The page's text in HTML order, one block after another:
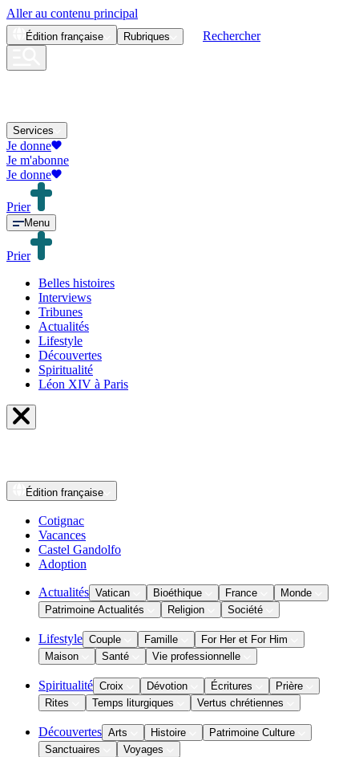
Aller au contenu principal
Édition française Rubriques Rechercher
Services
Je donne
Je m'abonne
Je donne
Prier
Menu
Prier
Belles histoires
Interviews
Tribunes
Actualités
Lifestyle
Découvertes
Spiritualité
Léon XIV à Paris
Édition française
Cotignac
Vacances
Castel Gandolfo
Adoption
Actualités Vatican Bioéthique France
Monde
Patrimoine Actualités
Religion Société
Lifestyle Couple Famille
For Her et For Him
Maison
Santé Vie professionnelle
Spiritualité Croix Dévotion Écritures
Prière
Rites
Temps liturgiques Vertus chrétiennes
Découvertes Arts Histoire
Patrimoine Culture
Sanctuaires
Voyages